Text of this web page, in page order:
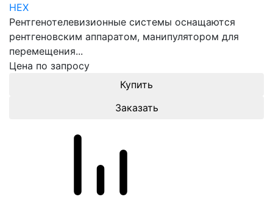
HEX
Рентгенотелевизионные системы оснащаются
рентгеновским аппаратом, манипулятором для
перемещения...
Цена по запросу
Заказать